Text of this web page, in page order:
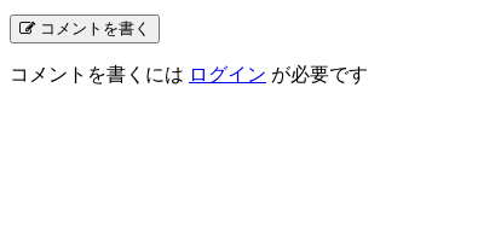
コメントを書く
コメントを書くには ログイン が必要です